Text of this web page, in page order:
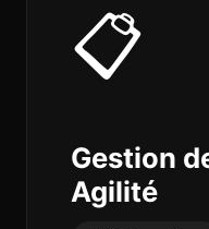
📋
Gestion
Agilité